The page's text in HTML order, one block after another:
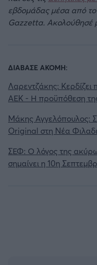
εβδομάδας μέσα από
Gazzetta. Ακολούθησέ
ΔΙΑΒΑΣΕ ΑΚΟΜΗ:
Λαρεντζάκης: Κερδίζει
ΑΕΚ - Η προϋπόθεση
Μάκης Αγγελόπουλος:
Original στη Νέα
ΣΕΦ: Ο λόγος της
σημαίνει η 10η